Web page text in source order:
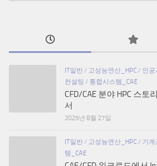
IT일반/ 고성능연산_HPC/ 인
컨설팅 / 통합시스템_CAE
CFD/CAE 분야 HPC 스토
서
2025년 8월 27일
IT일반/ 고성능연산_HPC/ 기계
템_CAE